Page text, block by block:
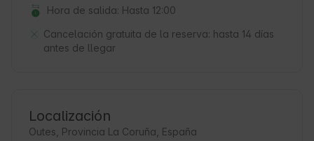
Hora de salida: Hasta 12:00
Cancelación gratuita de la reserva: hasta 14 días
antes de llegar
Localización
Outes, Provincia La Coruña, España